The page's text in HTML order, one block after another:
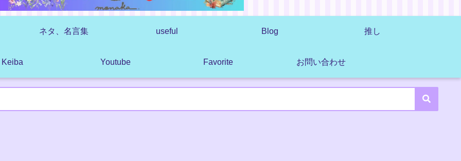
ネタ、名言集 useful Blog 推し
Keiba Youtube Favorite お問い合わせ